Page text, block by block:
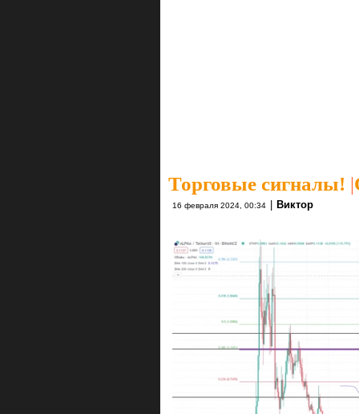
Торговые сигналы! |
16 февраля 2024, 00:34 | Виктор